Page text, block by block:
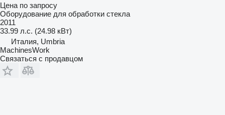
Цена по запросу
Оборудование для обработки стекла
2011
33.99 л.с. (24.98 кВт)
Италия, Umbria
MachinesWork
Связаться с продавцом